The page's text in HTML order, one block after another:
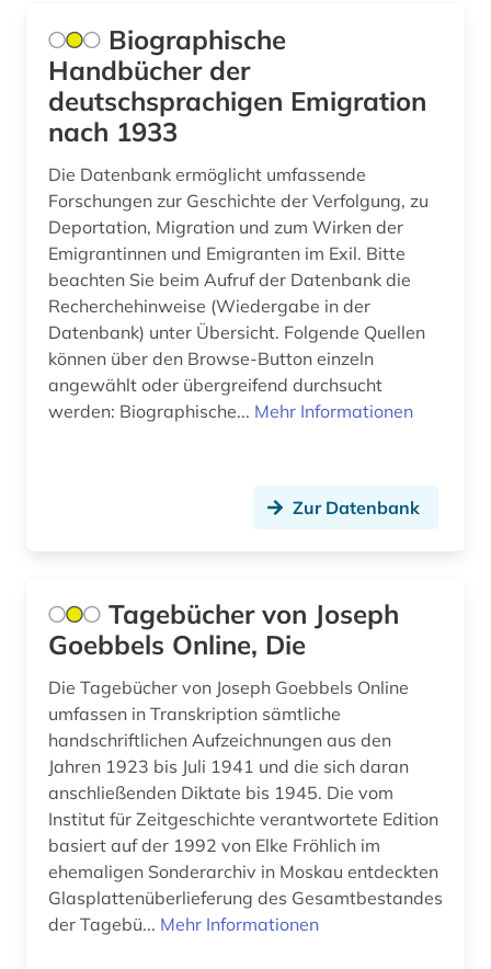
digitalisierung (2)
din-normen (1)
diskriminierung (1)
dissertation (2)
dokumentation (1)
drittes reich (5)
dziga (1)
einkommensbericht (1)
elektronische zeitung (1)
elsass (1)
en-normen (1)
energie (1)
energiemarkt (1)
epigraphik (1)
Saarland (1)
Sachsen (2)
Schweden (1)
Schweiz (66)
Serbien (5)
Skandinavien (1)
Slowenien (7)
Spanien (5)
USA (7)
Ukraine (4)
Ungarn (12)
Biographische
Handbücher der
deutschsprachigen Emigration
nach 1933
Die Datenbank ermöglicht umfassende
Forschungen zur Geschichte der Verfolgung, zu
Deportation, Migration und zum Wirken der
Emigrantinnen und Emigranten im Exil. Bitte
beachten Sie beim Aufruf der Datenbank die
Recherchehinweise (Wiedergabe in der
Datenbank) unter Übersicht. Folgende Quellen
können über den Browse-Button einzeln
angewählt oder übergreifend durchsucht
werden: Biographische... Mehr Informationen
Zur Datenbank
Tagebücher von Joseph
Goebbels Online, Die
Die Tagebücher von Joseph Goebbels Online
umfassen in Transkription sämtliche
handschriftlichen Aufzeichnungen aus den
Jahren 1923 bis Juli 1941 und die sich daran
anschließenden Diktate bis 1945. Die vom
Institut für Zeitgeschichte verantwortete Edition
basiert auf der 1992 von Elke Fröhlich im
ehemaligen Sonderarchiv in Moskau entdeckten
Glasplattenüberlieferung des Gesamtbestandes
der Tagebü... Mehr Informationen